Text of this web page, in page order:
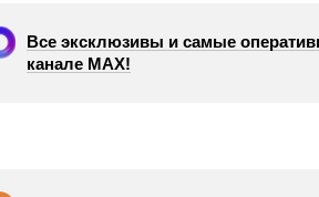
Все эксклюзивы и самые
канале МАХ!